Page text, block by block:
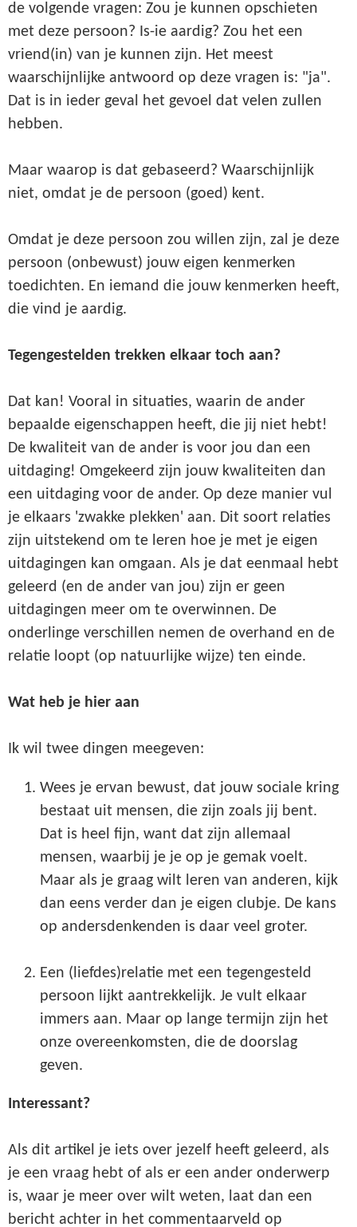
de volgende vragen: Zou je kunnen opschieten
met deze persoon? Is-ie aardig? Zou het een
vriend(in) van je kunnen zijn. Het meest
waarschijnlijke antwoord op deze vragen is: "ja".
Dat is in ieder geval het gevoel dat velen zullen
hebben.
Maar waarop is dat gebaseerd? Waarschijnlijk
niet, omdat je de persoon (goed) kent.
Omdat je deze persoon zou willen zijn, zal je deze
persoon (onbewust) jouw eigen kenmerken
toedichten. En iemand die jouw kenmerken heeft,
die vind je aardig.
Tegengestelden trekken elkaar toch aan?
Dat kan! Vooral in situaties, waarin de ander
bepaalde eigenschappen heeft, die jij niet hebt!
De kwaliteit van de ander is voor jou dan een
uitdaging! Omgekeerd zijn jouw kwaliteiten dan
een uitdaging voor de ander. Op deze manier vul
je elkaars 'zwakke plekken' aan. Dit soort relaties
zijn uitstekend om te leren hoe je met je eigen
uitdagingen kan omgaan. Als je dat eenmaal hebt
geleerd (en de ander van jou) zijn er geen
uitdagingen meer om te overwinnen. De
onderlinge verschillen nemen de overhand en de
relatie loopt (op natuurlijke wijze) ten einde.
Wat heb je hier aan
Ik wil twee dingen meegeven:
Wees je ervan bewust, dat jouw sociale kring
bestaat uit mensen, die zijn zoals jij bent.
Dat is heel fijn, want dat zijn allemaal
mensen, waarbij je je op je gemak voelt.
Maar als je graag wilt leren van anderen, kijk
dan eens verder dan je eigen clubje. De kans
op andersdenkenden is daar veel groter.
Een (liefdes)relatie met een tegengesteld
persoon lijkt aantrekkelijk. Je vult elkaar
immers aan. Maar op lange termijn zijn het
onze overeenkomsten, die de doorslag
geven.
Interessant?
Als dit artikel je iets over jezelf heeft geleerd, als
je een vraag hebt of als er een ander onderwerp
is, waar je meer over wilt weten, laat dan een
bericht achter in het commentaarveld op